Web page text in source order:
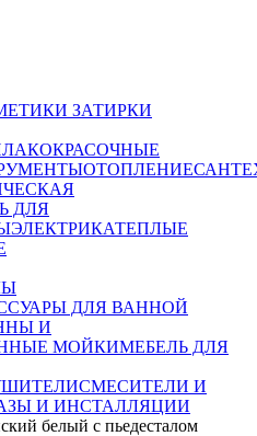
ЗАТИРКИ
ЛАКОКРАСОЧНЫЕ
ОТОПЛЕНИЕ
ДЛЯ
ЭЛЕКТРИКАТЕПЛЫЕ
ДЛЯ ВАННОЙ
И
МОЙКИМЕБЕЛЬ ДЛЯ
СМЕСИТЕЛИ И
И ИНСТАЛЛЯЦИИ
белый с пьедесталом